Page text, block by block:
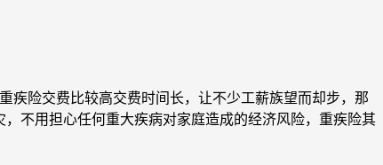
疾险交费比较高交费时间长，让不少工薪族望而却步，那
不用担心任何重大疾病对家庭造成的经济风险，重疾险其